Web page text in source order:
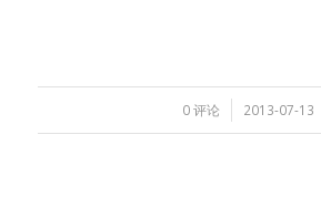
0 评论 2013-07-13